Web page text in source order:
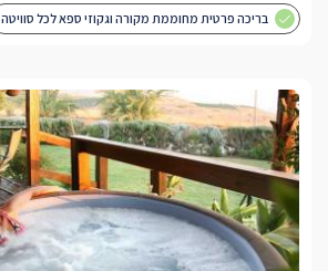
בריכה פרטית מחוממת מקורה וגקוזי ספא לכל סוויטה